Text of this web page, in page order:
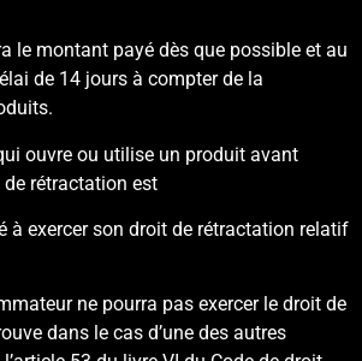
le montant payé dès que possible et au
de 14 jours à compter de la
ouvre ou utilise un produit avant
de rétractation est
à exercer son droit de rétractation relatif
ne pourra pas exercer le droit de
dans le cas d’une des autres